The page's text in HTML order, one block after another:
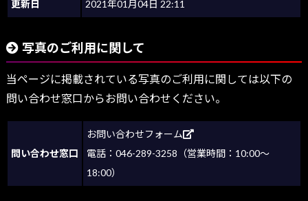
更新日 2021年01月04日 22:11
写真のご利用に関して
当ページに掲載されている写真のご利用に関しては以下の
問い合わせ窓口からお問い合わせください。
問い合わせ窓口
お問い合わせフォーム
電話：046-289-3258（営業時間：10:00～
18:00）